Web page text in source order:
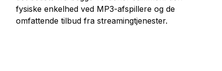
fysiske enkelhed ved MP3-afspillere og de
omfattende tilbud fra streamingtjenester.